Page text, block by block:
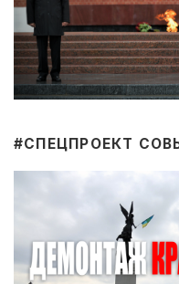
#CПЕЦПРОЕКТ